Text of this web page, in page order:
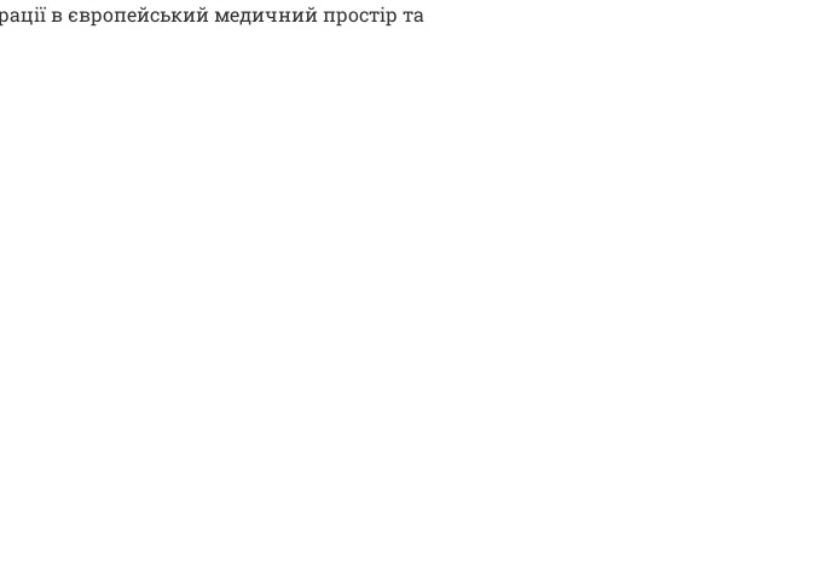
в європейський медичний простір та